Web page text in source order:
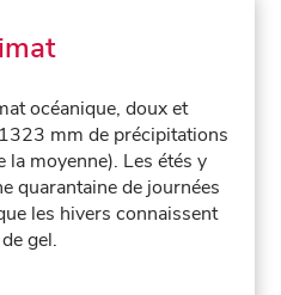
océanique, doux et
mm de précipitations
la moyenne). Les étés y
quarantaine de journées
les hivers connaissent
gel.